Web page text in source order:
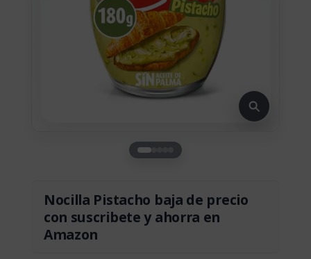
Nocilla Pistacho baja de precio
con suscribete y ahorra en
Amazon